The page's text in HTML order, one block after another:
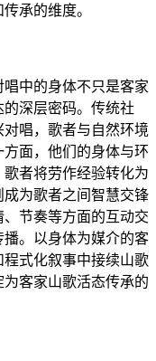
承的维度。
中的身体不只是客家
深层密码。传统社
唱，歌者与自然环境
面，他们的身体与环
者将劳作经验转化为
为歌者之间智慧交锋
节奏等方面的互动交
。以身体为媒介的客
式化叙事中接续山歌
客家山歌活态传承的